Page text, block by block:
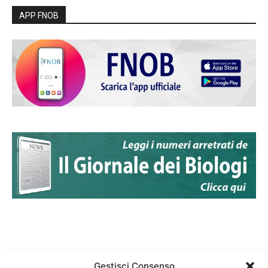
APP FNOB